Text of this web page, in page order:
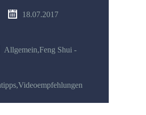
18.07.2017
Allgemein,Feng Shui -
,Videoempfehlungen